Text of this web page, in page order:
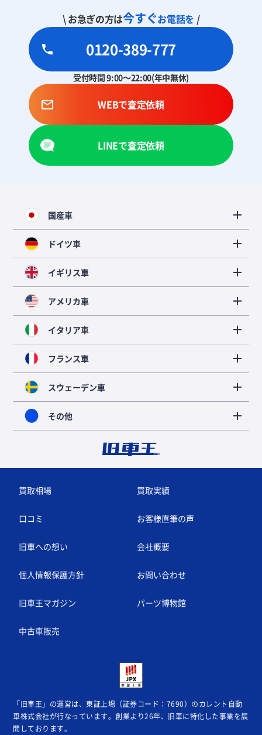
\ お急ぎの方は今すぐお電話を /
0120-389-777
受付時間 9:00～22:00(年中無休)
WEBで査定依頼
LINEで査定依頼
国産車
ドイツ車
イギリス車
アメリカ車
イタリア車
フランス車
スウェーデン車
その他
買取相場 買取実績
口コミ お客様直筆の声
旧車への想い 会社概要
個人情報保護方針 お問い合わせ
旧車王マガジン パーツ博物館
中古車販売
「旧車王」の運営は、東証上場（証券コード：7690）のカレント自動
車株式会社が行なっています。創業より26年、旧車に特化した事業を展
開しております。